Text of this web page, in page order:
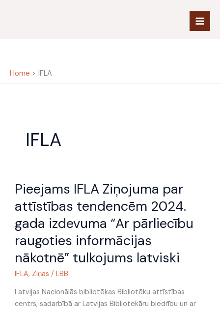
Home IFLA
IFLA
Pieejams IFLA Ziņojuma par
attīstības tendencēm 2024.
gada izdevuma “Ar pārliecību
raugoties informācijas
nākotnē” tulkojums latviski
IFLA, Ziņas / LBB
Latvijas Nacionālās bibliotēkas Bibliotēku attīstības
centrs, sadarbībā ar Latvijas Bibliotekāru biedrību un ar
IFLA
Ziņojuma
par
attīstības
tendencēm
2024.
gada
izdevuma
pārliecību
raugoties